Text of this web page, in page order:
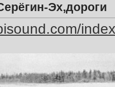
Эх,дороги